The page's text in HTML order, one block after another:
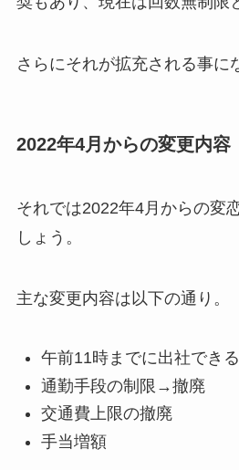
さらにそれが拡充される事に
2022年4月からの変更内容
それでは2022年4月からの変
しょう。
主な変更内容は以下の通り。
午前11時までに出社でき
通勤手段の制限→撤廃
交通費上限の撤廃
手当増額